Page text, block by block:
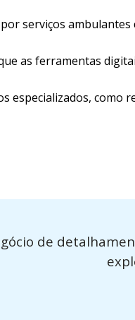
serviços
as ferramentas
especializados,
de